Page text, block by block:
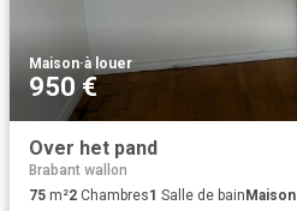
Maison·à louer
950 €
Over het pand
Brabant wallon
75 m²2 Chambres1 Salle de bain Maison